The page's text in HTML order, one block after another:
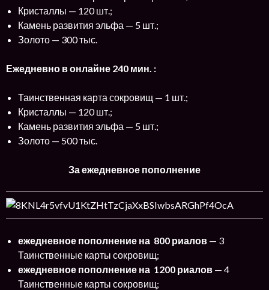
Кристаллы — 120 шт.;
Камень развития эльфа — 5 шт.;
Золото — 300 тыс.
Ежедневно в онлайне 240 мин. :
Таинственная карта сокровищ — 1 шт.;
Кристаллы — 120 шт.;
Камень развития эльфа — 5 шт.;
Золото — 500 тыс.
За ежедневное пополнение
ежедневное пополнение на 800 риалов — 3
Таинственные карты сокровищ;
ежедневное пополнение на 1200 риалов — 4
Таинственные карты сокровищ;